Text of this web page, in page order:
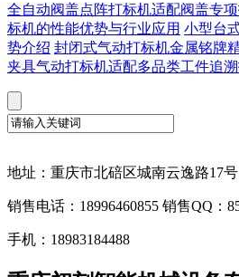
全自动阀盖点阵打标机适配阀盖专
标机的性能优势与行业应用 小型台
势介绍 封闭式气动打标机金属铭牌
夹具气动打标机适配多品类工件追
地址：重庆市北碚区城南云逸路17
销售电话：18996460855 销售QQ：
手机：18983184488